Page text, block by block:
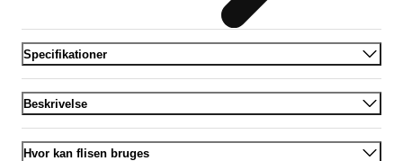
Specifikationer
Beskrivelse
Hvor kan flisen bruges